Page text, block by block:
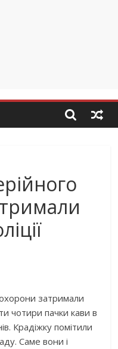
охорони затримали
чотири пачки кави в
Крадіжку помітили
Саме вони і